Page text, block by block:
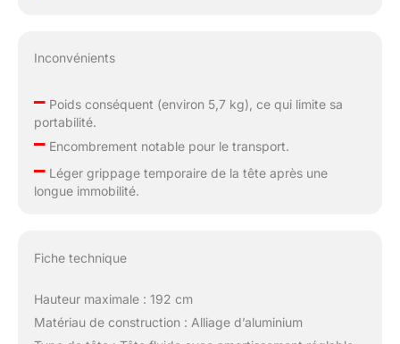
Inconvénients
–Poids conséquent (environ 5,7 kg), ce qui limite sa
portabilité.
–Encombrement notable pour le transport.
–Léger grippage temporaire de la tête après une
longue immobilité.
Fiche technique
Hauteur maximale : 192 cm
Matériau de construction : Alliage d’aluminium